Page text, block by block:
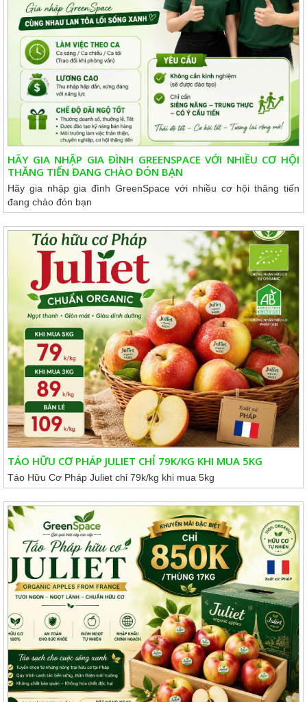
HÃY GIA NHẬP GIA ĐÌNH GREENSPACE VỚI NHIỀU CƠ HỘI
THĂNG TIẾN ĐANG CHÀO ĐÓN BẠN
Hãy gia nhập gia đình GreenSpace với nhiều cơ hội thăng tiến
đang chào đón bạn
TÁO HỮU CƠ PHÁP JULIET CHỈ 79K/KG KHI MUA 5KG
Táo Hữu Cơ Pháp Juliet chỉ 79k/kg khi mua 5kg